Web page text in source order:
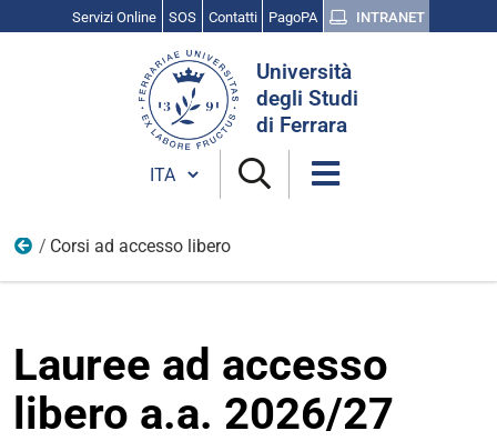
Servizi Online SOS Contatti PagoPA INTRANET
Università
degli Studi
di Ferrara
Cambia lingua
Lauree ad accesso libero o programmato
Corsi ad accesso libero
Lauree ad accesso
libero a.a. 2026/27